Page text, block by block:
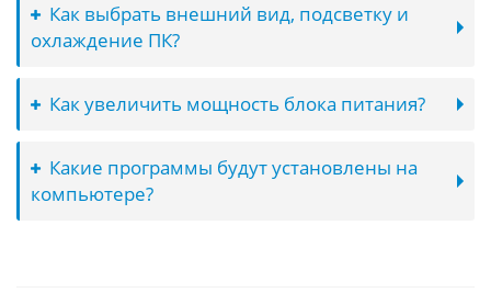
Как выбрать внешний вид, подсветку и
охлаждение ПК?
Как увеличить мощность блока питания?
Какие программы будут установлены на
компьютере?